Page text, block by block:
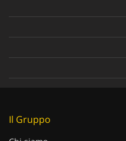
Il Gruppo